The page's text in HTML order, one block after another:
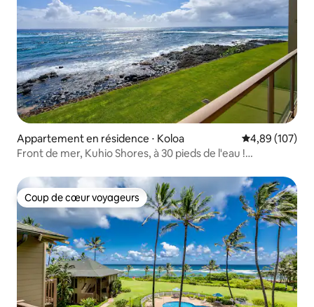
Appartement en résidence ⋅ Koloa Évaluation
4,89 (107)
Front de mer, Kuhio Shores, à 30 pieds de l'eau !
Coup de cœur voyageurs
Coup de cœur voyageurs